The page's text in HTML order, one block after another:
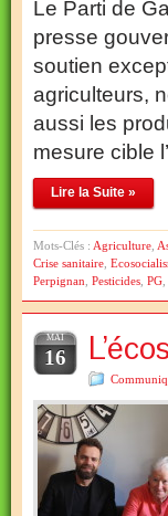
Le Parti de
presse
soutien
agriculteurs,
aussi les
mesure cible
Lire la Suite »
Mots-Clés : Agriculture
Crise sanitaire
Perpignan Pesticides PG
MAI
16